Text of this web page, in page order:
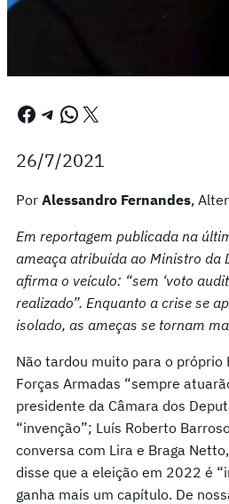
Facebook Telegram WhatsApp X
26/7/2021
Por Alessandro Fernandes,
Em reportagem publicada na
ameaça atribuída ao Ministro da
afirma o veículo: “sem ‘voto
realizado”. Enquanto a crise se
isolado, as ameças se tornam
Não tardou muito para o
Forças Armadas “sempre
presidente da Câmara dos
“invenção”; Luís Roberto
conversa com Lira e Braga
disse que a eleição em 2022 é
ganha mais um capítulo. De